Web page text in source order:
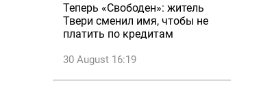
Теперь «Свободен»: житель
Твери сменил имя, чтобы не
платить по кредитам
30 August 16:19